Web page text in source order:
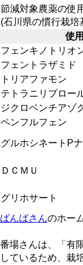
節減対象農薬の使
(石川県の慣行栽培
使
フェンキノトリオ
フェントラザミド
トリアファモン
テトラニリプロー
ジクロベンチアゾ
ペンフルフェン
グルホシネートP
ＤＣＭＵ
グリホサート
ばんばさんのホー
番場さんは、「有
しているため、栽